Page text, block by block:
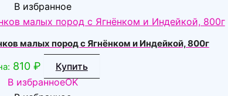
В избранное
малых пород с Ягнёнком и Индейкой, 800г
810 ₽
Купить
В избранноеOK